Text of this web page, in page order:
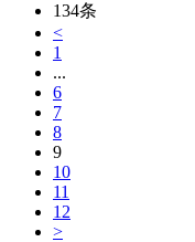
134条
<
1
...
6
7
8
9
10
11
12
>